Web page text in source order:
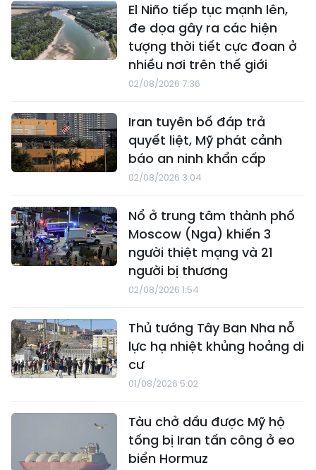
El Niño tiếp tục mạnh lên,
đe dọa gây ra các hiện
tượng thời tiết cực đoan ở
nhiều nơi trên thế giới
02/08/2026 7:36
Iran tuyên bố đáp trả
quyết liệt, Mỹ phát cảnh
báo an ninh khẩn cấp
02/08/2026 3:04
Nổ ở trung tâm thành phố
Moscow (Nga) khiến 3
người thiệt mạng và 21
người bị thương
02/08/2026 1:54
Thủ tướng Tây Ban Nha nỗ
lực hạ nhiệt khủng hoảng di
cư
01/08/2026 5:02
Tàu chở dầu được Mỹ hộ
tống bị Iran tấn công ở eo
biển Hormuz